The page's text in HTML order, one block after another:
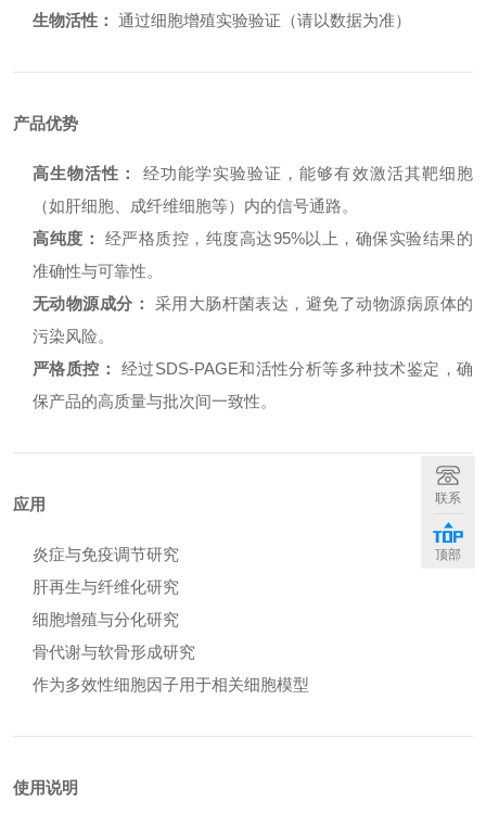
生物活性： 通过细胞增殖实验验证（请以数据为准）
产品优势
高生物活性：
经功能学实验验证，能够有效激活其靶细胞
（如肝细胞、成纤维细胞等）内的信号通路。
高纯度：
经严格质控，纯度高达95%以上，确保实验结果的
准确性与可靠性。
无动物源成分：
采用大肠杆菌表达，避免了动物源病原体的
污染风险。
严格质控：
经过SDS-PAGE和活性分析等多种技术鉴定，确
保产品的高质量与批次间一致性。
应用
炎症与免疫调节研究
肝再生与纤维化研究
细胞增殖与分化研究
骨代谢与软骨形成研究
作为多效性细胞因子用于相关细胞模型
使用说明
联系
顶部